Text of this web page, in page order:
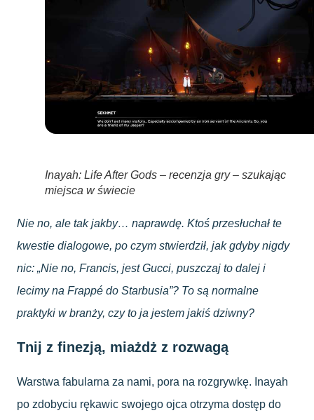
Inayah: Life After Gods – recenzja gry – szukając
miejsca w świecie
Nie no, ale tak jakby… naprawdę. Ktoś przesłuchał te
kwestie dialogowe, po czym stwierdził, jak gdyby nigdy
nic: „Nie no, Francis, jest Gucci, puszczaj to dalej i
lecimy na Frappé do Starbusia”? To są normalne
praktyki w branży, czy to ja jestem jakiś dziwny?
Tnij z finezją, miażdż z rozwagą
Warstwa fabularna za nami, pora na rozgrywkę. Inayah
po zdobyciu rękawic swojego ojca otrzyma dostęp do